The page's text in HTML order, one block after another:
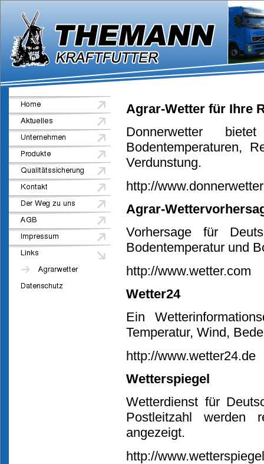
Agrar-Wetter für Ihre
Donnerwetter
Bodentemperaturen,
Verdunstung.
http://
Agrar-
Vorhersage für
Bodentemperatur und
http://www.wetter.com
Wetter24
Ein
Temperatur, Wind,
http://www.wetter24.de
Wetterspiegel
Wetterdienst für
Postleitzahl werden
angezeigt.
http://